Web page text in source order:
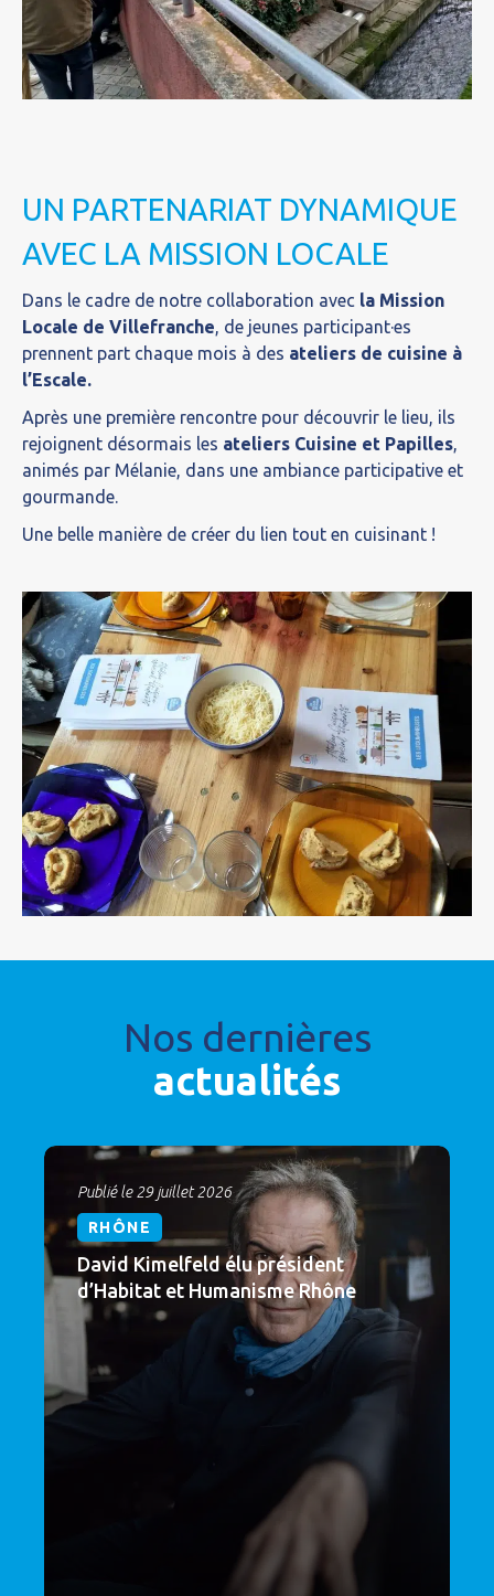
UN PARTENARIAT DYNAMIQUE
AVEC LA MISSION LOCALE
Dans le cadre de notre collaboration avec la Mission
Locale de Villefranche, de jeunes participant·es
prennent part chaque mois à des ateliers de cuisine à
l’Escale.
Après une première rencontre pour découvrir le lieu, ils
rejoignent désormais les ateliers Cuisine et Papilles,
animés par Mélanie, dans une ambiance participative et
gourmande.
Une belle manière de créer du lien tout en cuisinant !
Nos dernières
actualités
Publié le 29 juillet 2026
RHÔNE
David Kimelfeld élu président
d’Habitat et Humanisme Rhône